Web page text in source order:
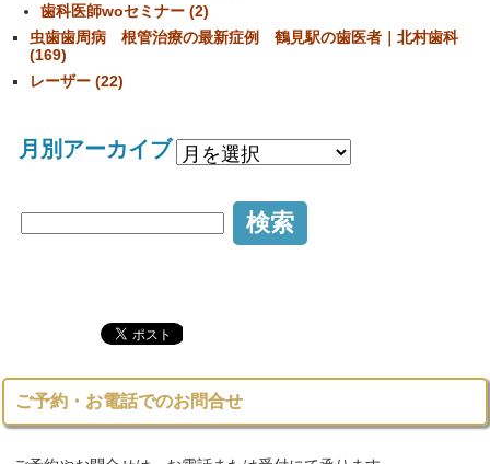
歯科医師woセミナー (2)
虫歯歯周病 根管治療の最新症例 鶴見駅の歯医者｜北村歯科
(169)
レーザー (22)
月別アーカイブ
ご予約・お電話でのお問合せ